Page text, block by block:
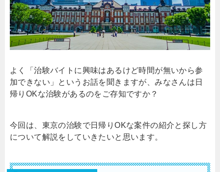
よく「治験バイトに興味はあるけど時間が無いから参
加できない」というお話を聞きますが、みなさんは日
帰りOKな治験があるのをご存知ですか？
今回は、東京の治験で日帰りOKな案件の紹介と探し方
について解説をしていきたいと思います。